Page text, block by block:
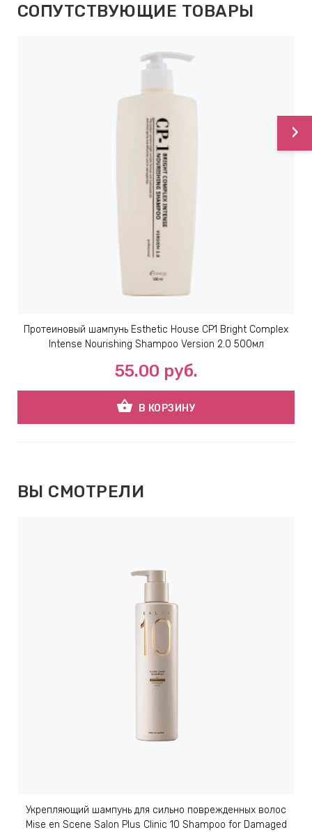
СОПУТСТВУЮЩИЕ ТОВАРЫ
Протеиновый шампунь Esthetic House CP1 Bright Complex
Intense Nourishing Shampoo Version 2.0 500мл
55.00 руб.
shopping_basket В КОРЗИНУ
›
ВЫ СМОТРЕЛИ
Укрепляющий шампунь для сильно поврежденных волос
Mise en Scene Salon Plus Clinic 10 Shampoo for Damaged